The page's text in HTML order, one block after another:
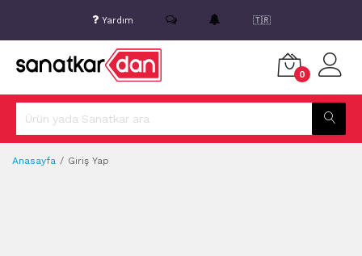
Yardım 🇹🇷
0
Anasayfa Giriş Yap